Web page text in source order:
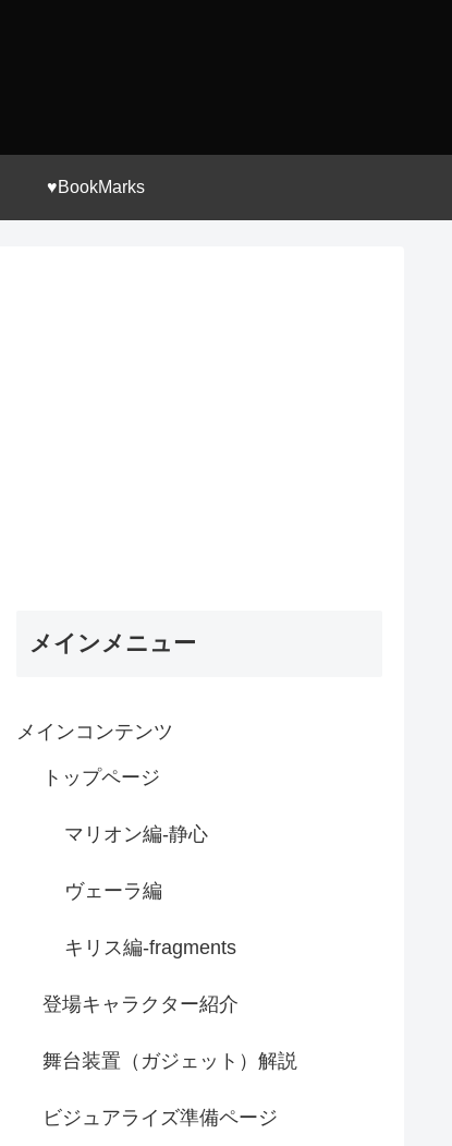
♥BookMarks
メインメニュー
メインコンテンツ
トップページ
マリオン編-静心
ヴェーラ編
キリス編-fragments
登場キャラクター紹介
舞台装置（ガジェット）解説
ビジュアライズ準備ページ